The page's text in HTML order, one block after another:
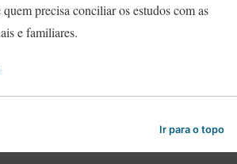
precisa conciliar os estudos com as
e familiares.
Ir para o topo